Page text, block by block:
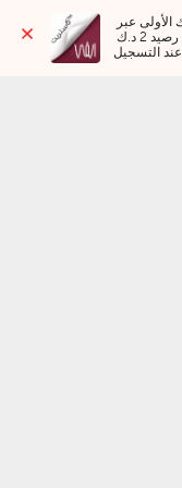
عند التسجيل